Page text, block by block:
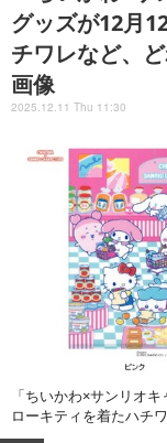
グッズが12月
チワレなど、
画像
2025.12.11 Thu 11:30
「ちいかわ×サンリオ
ローキティを着たハチ